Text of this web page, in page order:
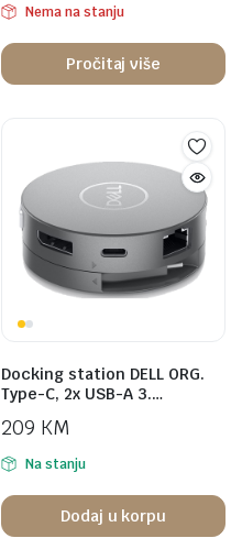
Nema na stanju
Pročitaj više
Docking station DELL ORG.
Type-C, 2x USB-A 3.…
209 KM
Na stanju
Dodaj u korpu